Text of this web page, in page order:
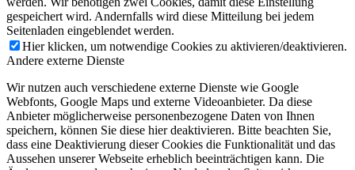
gespeichert wird. Andernfalls wird diese Mitteilung bei jedem
Seitenladen eingeblendet werden.
Hier klicken, um notwendige Cookies zu aktivieren/deaktivieren.
Andere externe Dienste
Wir nutzen auch verschiedene externe Dienste wie Google
Webfonts, Google Maps und externe Videoanbieter. Da diese
Anbieter möglicherweise personenbezogene Daten von Ihnen
speichern, können Sie diese hier deaktivieren. Bitte beachten Sie,
dass eine Deaktivierung dieser Cookies die Funktionalität und das
Aussehen unserer Webseite erheblich beeinträchtigen kann. Die